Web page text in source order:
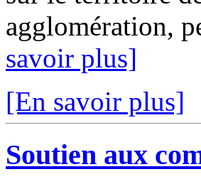
agglomération,
savoir plus]
[En savoir plus]
Soutien aux